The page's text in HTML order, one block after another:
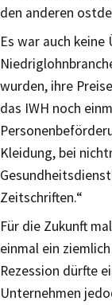
den anderen
Es war auch
wurden, ihre
das IWH noch
Kleidung, bei
Zeitschriften.“
Für die Zukunft
einmal ein
Rezession dürfte
Unternehmen